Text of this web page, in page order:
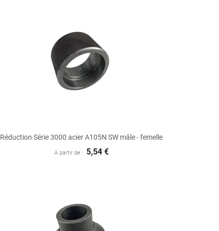
Aperçu rapide
Réduction Série 3000 acier A105N SW mâle - femelle
A partir de 5,54 €